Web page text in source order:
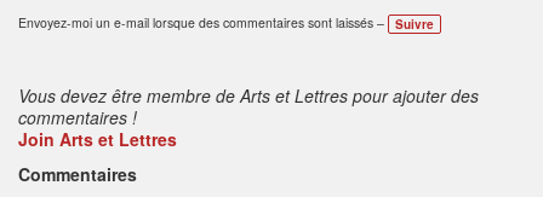
B
ali
sEnvoyez-moi un e-mail lorsque des commentaires sont laissés –
Suivre
Vous devez être membre de Arts et Lettres pour ajouter des
commentaires !
Join Arts et Lettres
Commentaires